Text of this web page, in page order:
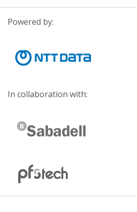
Powered by:
In collaboration with: